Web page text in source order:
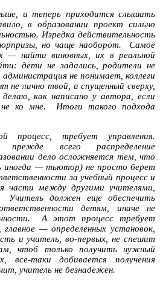
и теперь приходится слышать
в образовании проект сильно
Изредка действительность
но чаще наоборот. Самое
— найти виновных, их в реальной
дети не задались, родители не
не понимает, коллеги
не лично твой, а спущенный сверху,
как написано у автора, если
ко мне. Итоги такого подхода
процесс, требует управления.
всего распределение
дело осложняется тем, что
иногда — тьютор) не просто берет
за учебный процесс и
части между другими учителями,
Учитель должен еще обеспечить
детям, иначе не
А этот процесс требует
— определенных установок,
и учитель, во-первых, не спешит
чтоб только получить нужный
все-таки добивается получения
учитель не безнадежен.